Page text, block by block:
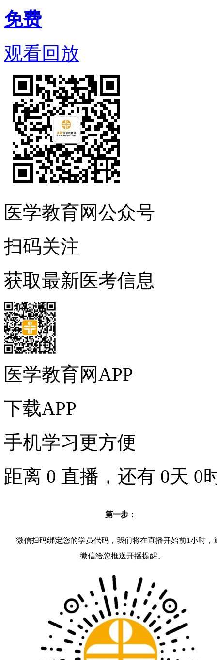
免费
观看回放
医学教育网公众号
扫码关注
获取最新医考信息
医学教育网APP
下载APP
手机学习更方便
距离 0 直播，还有 0天 0
第一步：
微信扫码绑定您的学员代码，我们将在直播开始前1小时，
微信给您推送开播提醒。